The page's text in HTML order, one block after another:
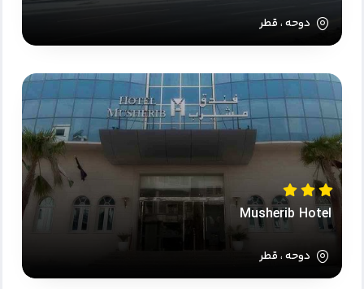
دوحه ، قطر
Musherib Hotel
دوحه ، قطر